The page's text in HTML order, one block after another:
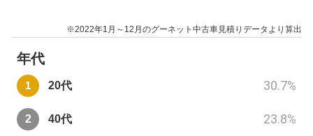
※2022年1月～12月のグーネット中古車見積りデータより算出
年代
20代 30.7%
40代 23.8%